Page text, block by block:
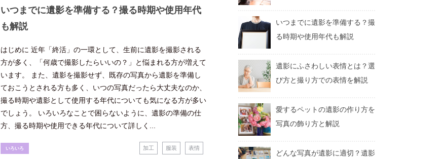
いつまでに遺影を準備する？撮る時期や使用年代
も解説
はじめに 近年「終活」の一環として、生前に遺影を撮影される
方が多く、「何歳で撮影したらいいの？」と悩まれる方が増えて
います。 また、遺影を撮影せず、既存の写真から遺影を準備し
ておこうとされる方も多く、いつの写真だったら大丈夫なのか、
撮る時期や遺影として使用する年代についても気になる方が多い
でしょう。 いろいろなことで困らないように、遺影の準備の仕
方、撮る時期や使用できる年代について詳しく...
いろいろ 加工 服装 表情
いつまでに遺影を準備する？撮
る時期や使用年代も解説
遺影にふさわしい表情とは？選
び方と撮り方での表情を解説
愛するペットの遺影の作り方を
写真の飾り方と解説
どんな写真が遺影に適切？遺影